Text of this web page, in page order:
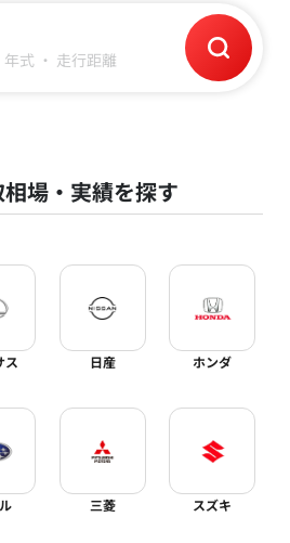
年式 ・ 走行距離
場・実績を探す
ス 日産 ホンダ
三菱 スズキ